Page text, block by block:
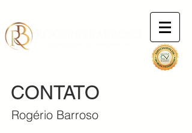
CONTATO
Rogério Barroso